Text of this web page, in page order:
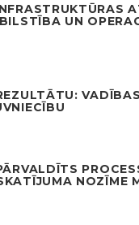
UN
NOZĪME